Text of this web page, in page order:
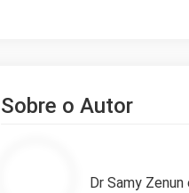
Sobre o Autor
Dr Samy